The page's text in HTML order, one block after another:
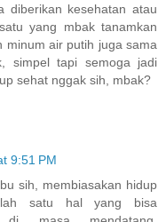
diberikan kesehatan atau
yang mbak tanamkan
minum air putih juga sama
simpel tapi semoga jadi
sehat nggak sih, mbak?
9:51 PM
sih, membiasakan hidup
satu hal yang bisa